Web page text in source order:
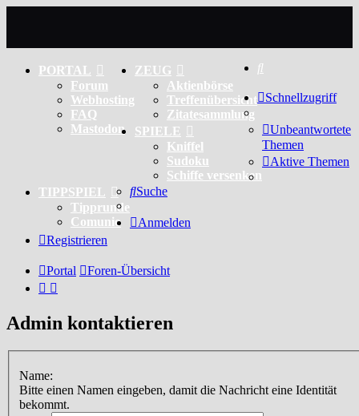
PORTAL
Forum
Webhosting
FAQ
Mastodon
ZEUG
Aktienbörse
Treffenübersicht
Zitatesammlung
SPIELE
Kniffel
Sudoku
Schiffe versenken
TIPPSPIEL
Tipprunde
Comunio
Schnellzugriff
Unbeantwortete
Themen
Aktive Themen
Suche
Anmelden
Registrieren
Portal Foren-Übersicht
Admin kontaktieren
Name:
Bitte einen Namen eingeben, damit die Nachricht eine Identität
bekommt.